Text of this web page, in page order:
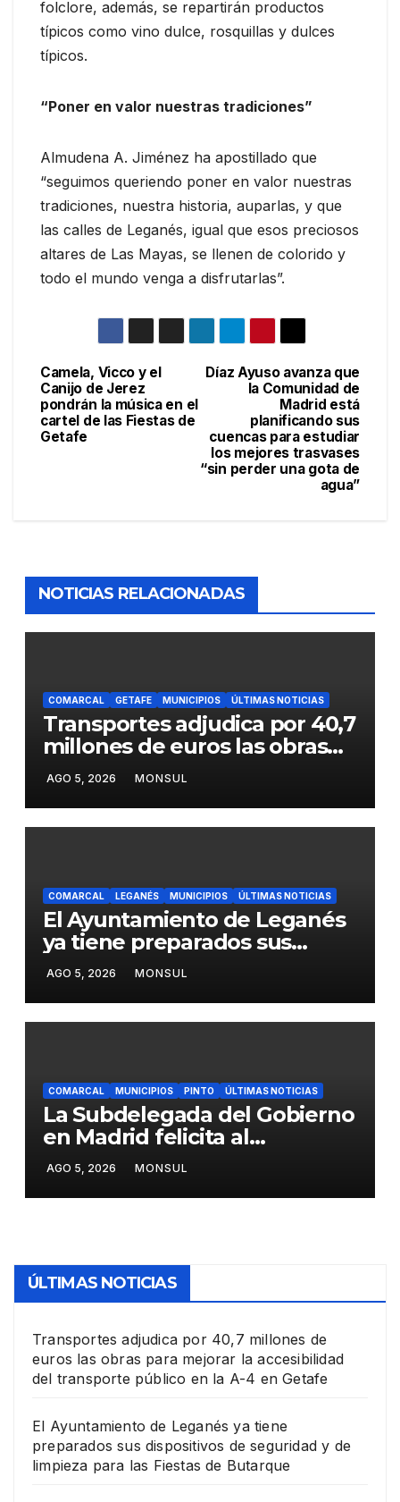
folclore, además, se repartirán productos
típicos como vino dulce, rosquillas y dulces
típicos.
“Poner en valor nuestras tradiciones”
Almudena A. Jiménez ha apostillado que
“seguimos queriendo poner en valor nuestras
tradiciones, nuestra historia, auparlas, y que
las calles de Leganés, igual que esos preciosos
altares de Las Mayas, se llenen de colorido y
todo el mundo venga a disfrutarlas”.
Díaz Ayuso avanza que
la Comunidad de
Madrid está
planificando sus
cuencas para estudiar
los mejores trasvases
“sin perder una gota de
agua”
Camela, Vicco y el
Canijo de Jerez
pondrán la música en el
cartel de las Fiestas de
Getafe
NOTICIAS RELACIONADAS
COMARCAL GETAFE MUNICIPIOS ÚLTIMAS NOTICIAS
Transportes adjudica por 40,7
millones de euros las obras
para mejorar la accesibilidad
del transporte público en la
A-4 en Getafe
AGO 5, 2026 MONSUL
COMARCAL LEGANÉS MUNICIPIOS ÚLTIMAS NOTICIAS
El Ayuntamiento de Leganés
ya tiene preparados sus
dispositivos de seguridad y
de limpieza para las Fiestas
de Butarque
AGO 5, 2026 MONSUL
COMARCAL MUNICIPIOS PINTO ÚLTIMAS NOTICIAS
La Subdelegada del Gobierno
en Madrid felicita al
Ayuntamiento de Pinto por
su dispositivo de seguridad
en las Fiestas Patronales
AGO 5, 2026 MONSUL
ÚLTIMAS NOTICIAS
Transportes adjudica por 40,7 millones de
euros las obras para mejorar la accesibilidad
del transporte público en la A-4 en Getafe
El Ayuntamiento de Leganés ya tiene
preparados sus dispositivos de seguridad y de
limpieza para las Fiestas de Butarque